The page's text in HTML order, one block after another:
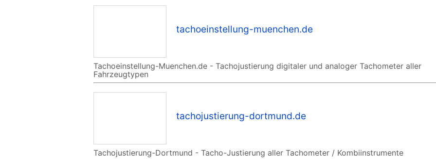
tachoeinstellung-muenchen.de
Tachoeinstellung-Muenchen.de - Tachojustierung digitaler und analoger Tachometer aller
Fahrzeugtypen
tachojustierung-dortmund.de
Tachojustierung-Dortmund - Tacho-Justierung aller Tachometer / Kombiinstrumente